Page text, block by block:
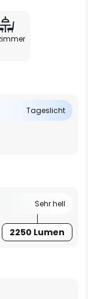
Tageslicht
Sehr hell
2250 Lumen